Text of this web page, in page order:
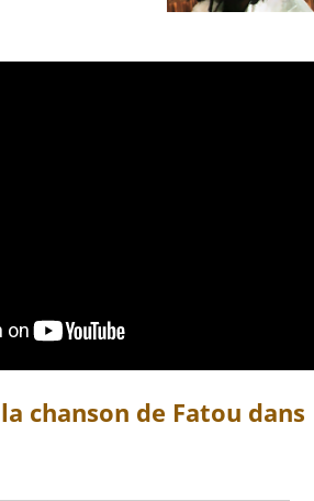
chanson de Fatou dans